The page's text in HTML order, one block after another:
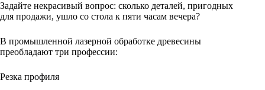
Задайте некрасивый вопрос: сколько деталей, пригодных
для продажи, ушло со стола к пяти часам вечера?
В промышленной лазерной обработке древесины
преобладают три профессии:
Резка профиля